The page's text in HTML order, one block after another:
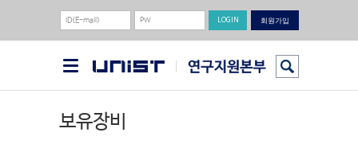
회원가입
보유장비